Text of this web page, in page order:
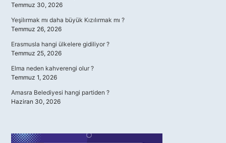
Temmuz 30, 2026
Yeşilırmak mı daha büyük Kızılırmak mı ?
Temmuz 26, 2026
Erasmusla hangi ülkelere gidiliyor ?
Temmuz 25, 2026
Elma neden kahverengi olur ?
Temmuz 1, 2026
Amasra Belediyesi hangi partiden ?
Haziran 30, 2026